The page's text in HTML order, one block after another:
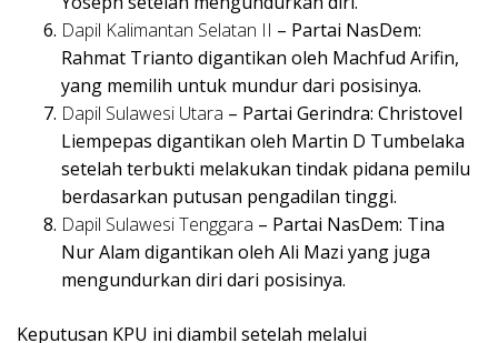
Dapil Kalimantan Selatan II – Partai NasDem:
Rahmat Trianto digantikan oleh Machfud Arifin,
yang memilih untuk mundur dari posisinya.
Dapil Sulawesi Utara – Partai Gerindra: Christovel
Liempepas digantikan oleh Martin D Tumbelaka
setelah terbukti melakukan tindak pidana pemilu
berdasarkan putusan pengadilan tinggi.
Dapil Sulawesi Tenggara – Partai NasDem: Tina
Nur Alam digantikan oleh Ali Mazi yang juga
mengundurkan diri dari posisinya.
Keputusan KPU ini diambil setelah melalui